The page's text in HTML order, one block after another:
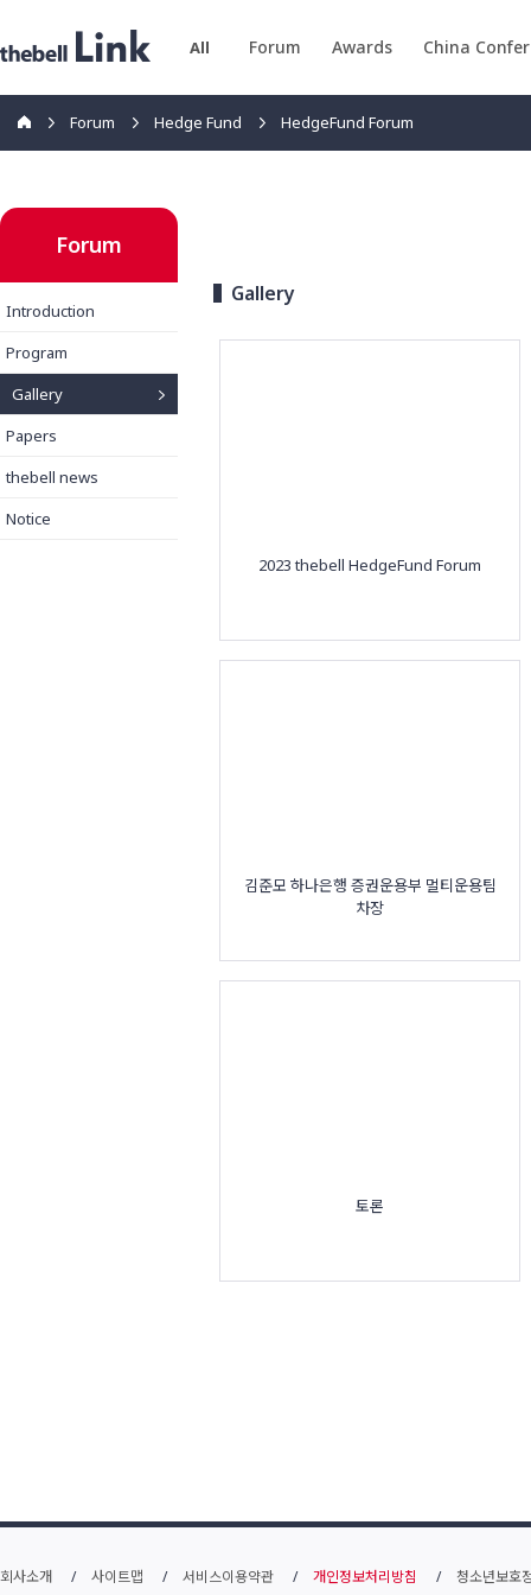
All Forum Awards China
Forum Hedge Fund HedgeFund Forum
Forum
Introduction
Program
Gallery
Papers
thebell news
Notice
Gallery
2023 thebell HedgeFund Forum
김준모 하나은행 증권운용부 멀티운용팀
차장
토론
회사소개 사이트맵 서비스이용약관 개인정보처리방침 청소년보호